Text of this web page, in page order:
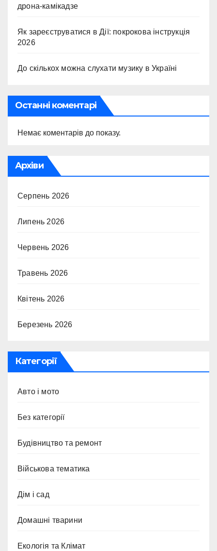
дрона-камікадзе
Як зареєструватися в Дії: покрокова інструкція
2026
До скількох можна слухати музику в Україні
Останні коментарі
Немає коментарів до показу.
Архіви
Серпень 2026
Липень 2026
Червень 2026
Травень 2026
Квітень 2026
Березень 2026
Категорії
Авто і мото
Без категорії
Будівництво та ремонт
Військова тематика
Дім і сад
Домашні тварини
Екологія та Клімат